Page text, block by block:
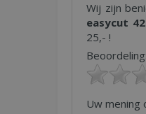
Wij zijn
easycut
25,- !
Beoordeling:
Uw mening